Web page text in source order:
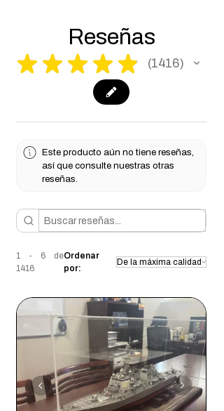
Reseñas
★ ★ ★ ★ ★ 1416
1416
Este producto aún no tiene reseñas,
así que consulte nuestras otras
reseñas.
1 - 6 de
1416
Ordenar
por: